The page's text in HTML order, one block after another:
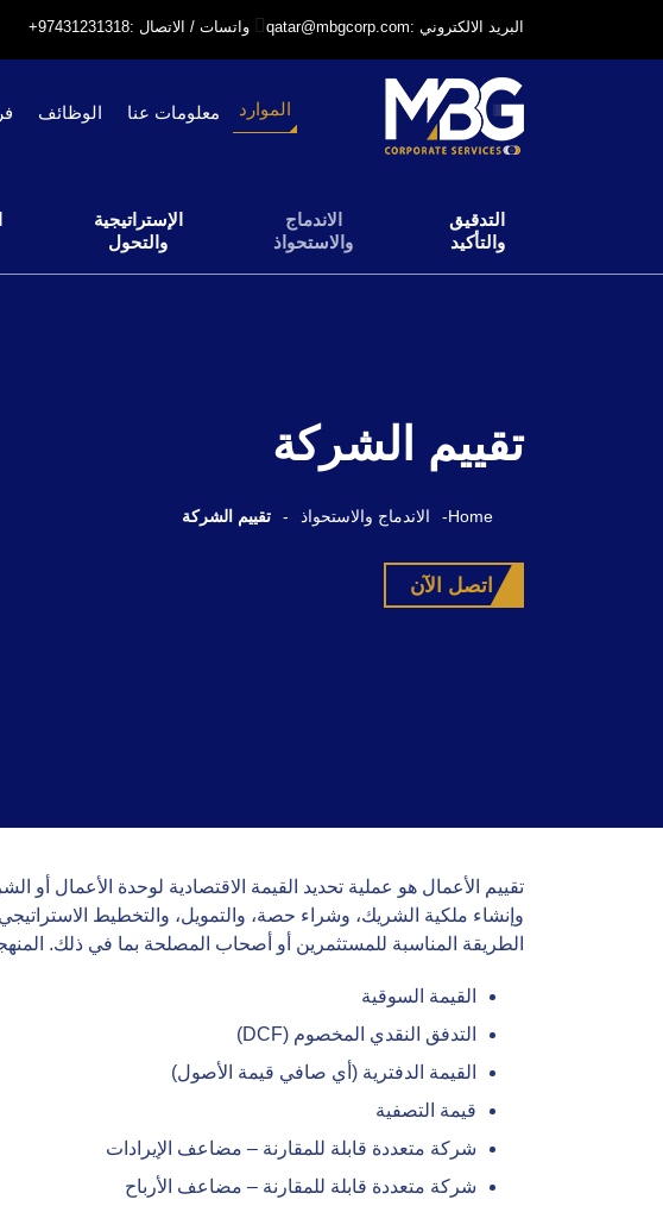
+97431231318: واتسات / الاتصال qatar@mbgcorp.com: البريد الالكتروني
الموارد معلومات عنا الوظائف
التدقيق
والتأكيد
الاندماج
والاستحواذ
الإستراتيجية
والتحول
تقييم الشركة
Home
- الاندماج والاستحواذ - تقييم الشركة
اتصل الآن
تقييم الأعمال هو عملية تحديد القيمة الاقتصادية لوحدة الأعمال أو
وإنشاء ملكية الشريك، وشراء حصة، والتمويل، والتخطيط
الطريقة المناسبة للمستثمرين أو أصحاب المصلحة بما في ذلك.
القيمة السوقية
التدفق النقدي المخصوم (DCF)
القيمة الدفترية (أي صافي قيمة الأصول)
قيمة التصفية
شركة متعددة قابلة للمقارنة – مضاعف الإيرادات
شركة متعددة قابلة للمقارنة – مضاعف الأرباح